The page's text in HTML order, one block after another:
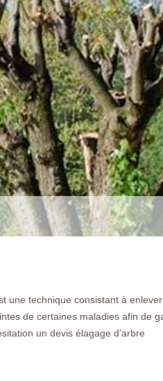
EN
une technique consistant à
de certaines maladies afin de
un devis élagage d’arbre